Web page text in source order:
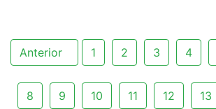
Anterior 1 2 3 4
8 9 10 11 12 13